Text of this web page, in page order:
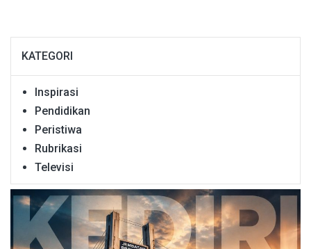
KATEGORI
Inspirasi
Pendidikan
Peristiwa
Rubrikasi
Televisi